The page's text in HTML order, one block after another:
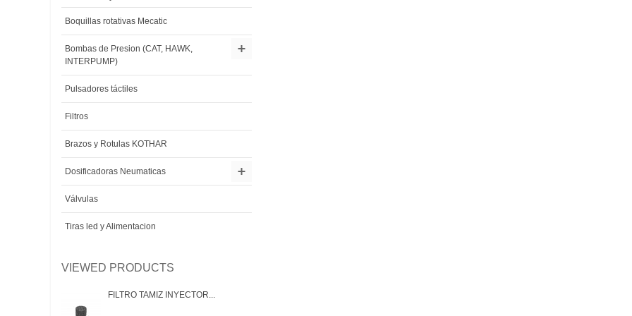
Boquillas rotativas Mecatic
Bombas de Presion (CAT, HAWK,
INTERPUMP)
Pulsadores táctiles
Filtros
Brazos y Rotulas KOTHAR
Dosificadoras Neumaticas
Válvulas
Tiras led y Alimentacion
VIEWED PRODUCTS
FILTRO TAMIZ INYECTOR...